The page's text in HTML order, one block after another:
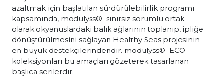
azaltmak için başlatılan sürdürülebilirlik programı
kapsamında, modulyss® sınırsız sorumlu ortak
olarak okyanuslardaki balık ağlarının toplanıp, ipliğe
dönüştürülmesini sağlayan Healthy Seas projesinin
en büyük destekçilerindendir. modulyss® ECO-
koleksiyonları bu amaçları gözeterek tasarlanan
başlıca serilerdir.